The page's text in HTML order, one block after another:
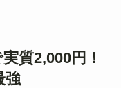
質2,000円！
強